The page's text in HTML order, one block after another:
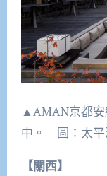
▲AMAN京都安
中。 圖：太平
【關西】